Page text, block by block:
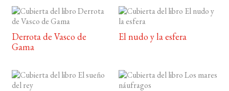
Derrota de Vasco de
Gama
El nudo y la esfera